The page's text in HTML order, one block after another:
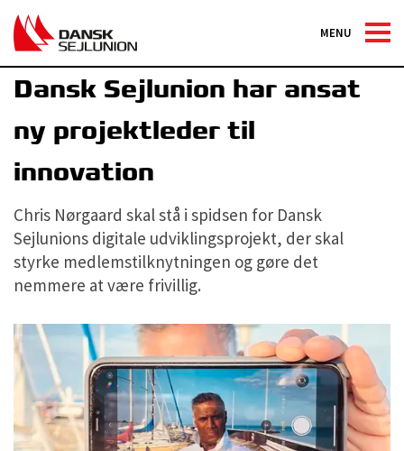
MENU
Organisation
Dansk Sejlunion har ansat
ny projektleder til
innovation
Chris Nørgaard skal stå i spidsen for Dansk
Sejlunions digitale udviklingsprojekt, der skal
styrke medlemstilknytningen og gøre det
nemmere at være frivillig.